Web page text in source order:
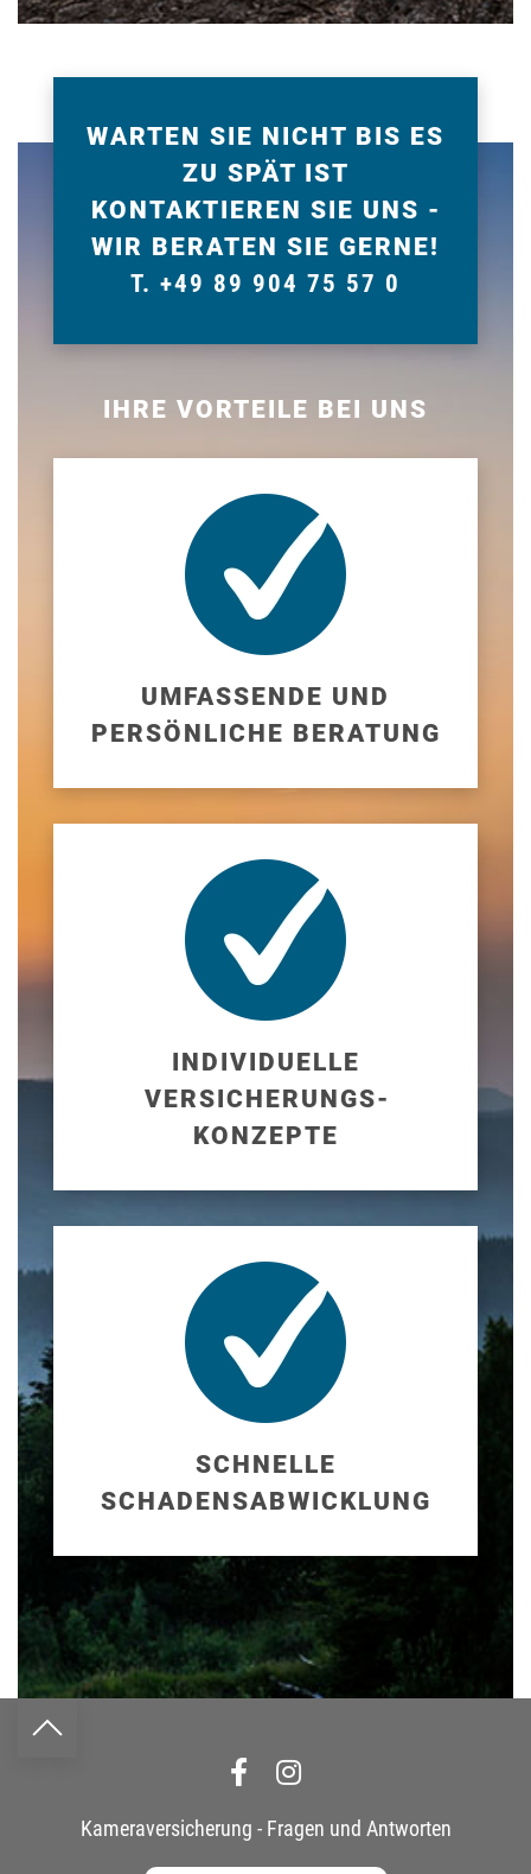
WARTEN SIE NICHT BIS ES
ZU SPÄT IST
KONTAKTIEREN SIE UNS -
WIR BERATEN SIE GERNE!
T. +49 89 904 75 57 0
IHRE VORTEILE BEI UNS
UMFASSENDE UND
PERSÖNLICHE BERATUNG
INDIVIDUELLE
VERSICHERUNGS­
KONZEPTE
SCHNELLE
SCHADENS­ABWICKLUNG
Kameraversicherung - Fragen und Antworten